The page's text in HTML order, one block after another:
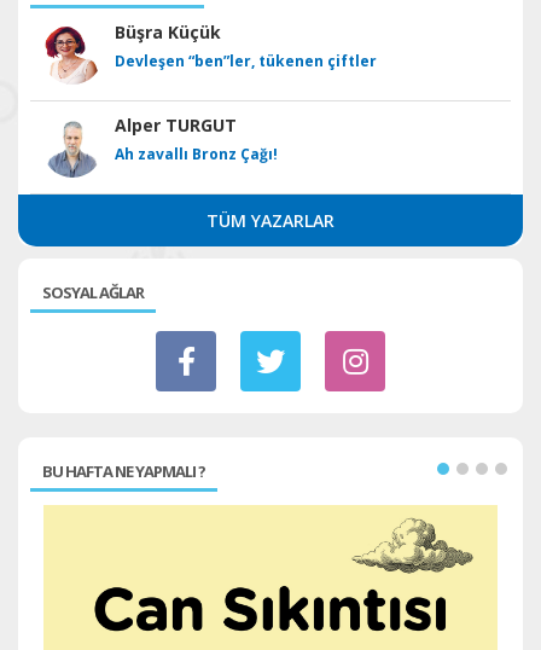
Büşra Küçük
Devleşen “ben”ler, tükenen çiftler
Alper TURGUT
Ah zavallı Bronz Çağı!
TÜM YAZARLAR
SOSYAL AĞLAR
BU HAFTA NE YAPMALI ?